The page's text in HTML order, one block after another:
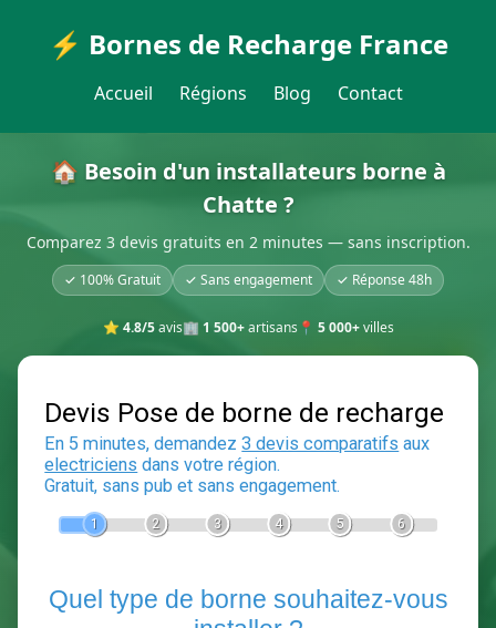
⚡ Bornes de Recharge France
Accueil Régions Blog Contact
🏠 Besoin d'un installateurs borne à
Chatte ?
Comparez 3 devis gratuits en 2 minutes — sans inscription.
✓ 100% Gratuit ✓ Sans engagement ✓ Réponse 48h
⭐ 4.8/5avis🏢 1 500+artisans 📍 5 000+villes
Devis Pose de borne de
En 5 minutes, demandez3 devis comparatifs
Gratuit, sans pub et sans engagement.